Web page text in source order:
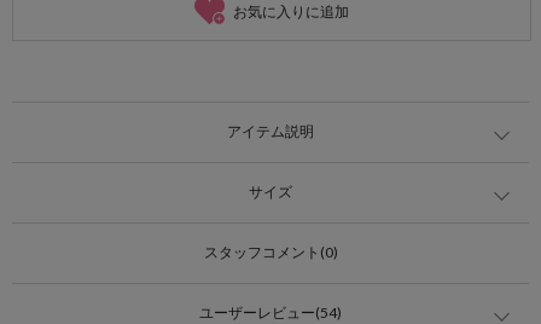
お気に入りに追加
アイテム説明
サイズ
スタッフコメント(0)
ユーザーレビュー(54)